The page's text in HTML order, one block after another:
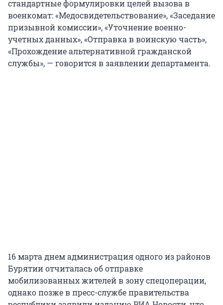
стандартные формулировки целей вызова в
военкомат: «Медосвидетельствование», «Заседание
призывной комиссии», «Уточнение военно-
учетных данных», «Отправка в воинскую часть»,
«Прохождение альтернативной гражданской
службы», — говорится в заявлении департамента.
16 марта днем администрация одного из районов
Бурятии отчиталась об отправке
мобилизованных жителей в зону спецоперации,
однако позже в пресс-службе правительства